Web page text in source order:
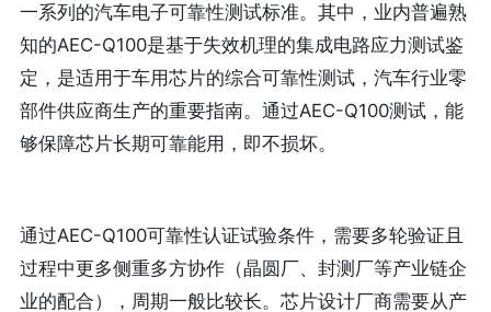
一系列的汽车电子可靠性测试标准。其中，业内普遍熟
知的AEC-Q100是基于失效机理的集成电路应力测试鉴
定，是适用于车用芯片的综合可靠性测试，汽车行业零
部件供应商生产的重要指南。通过AEC-Q100测试，能
够保障芯片长期可靠能用，即不损坏。
通过AEC-Q100可靠性认证试验条件，需要多轮验证且
过程中更多侧重多方协作（晶圆厂、封测厂等产业链企
业的配合），周期一般比较长。芯片设计厂商需要从产